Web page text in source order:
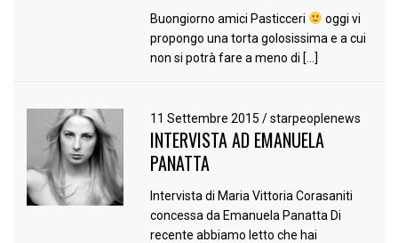
Buongiorno amici Pasticceri
oggi vi
propongo una torta golosissima e a cui
non si potrà fare a meno di […]
11 Settembre 2015/ starpeoplenews
INTERVISTA AD EMANUELA
PANATTA
Intervista di Maria Vittoria Corasaniti
concessa da Emanuela Panatta Di
recente abbiamo letto che hai